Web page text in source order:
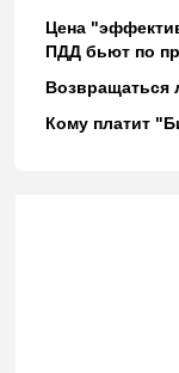
Цена
ПДД бьют по
Возвращаться
Кому платит